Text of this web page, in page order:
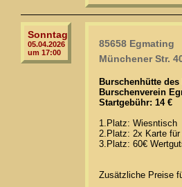
Sonntag
05.04.2026
um 17:00
85658 Egmating
Münchener Str.
Burschenhütte
Burschenverein
Startgebühr: 14 €
1.Platz: Wiesntisch
2.Platz: 2x Karte für
3.Platz: 60€
Zusätzliche Preise